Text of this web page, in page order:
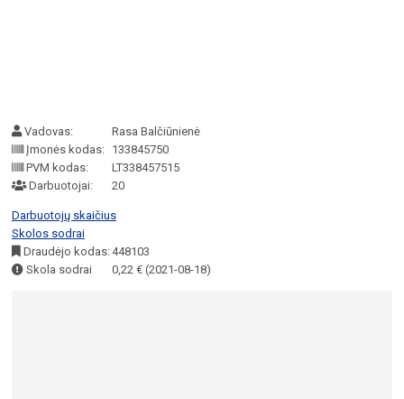
Vadovas:
Rasa Balčiūnienė
Įmonės kodas: 133845750
PVM kodas:
LT338457515
Darbuotojai:
20
Darbuotojų skaičius
Skolos sodrai
Draudėjo kodas:448103
Skola sodrai
0,22 € (2021-08-18)